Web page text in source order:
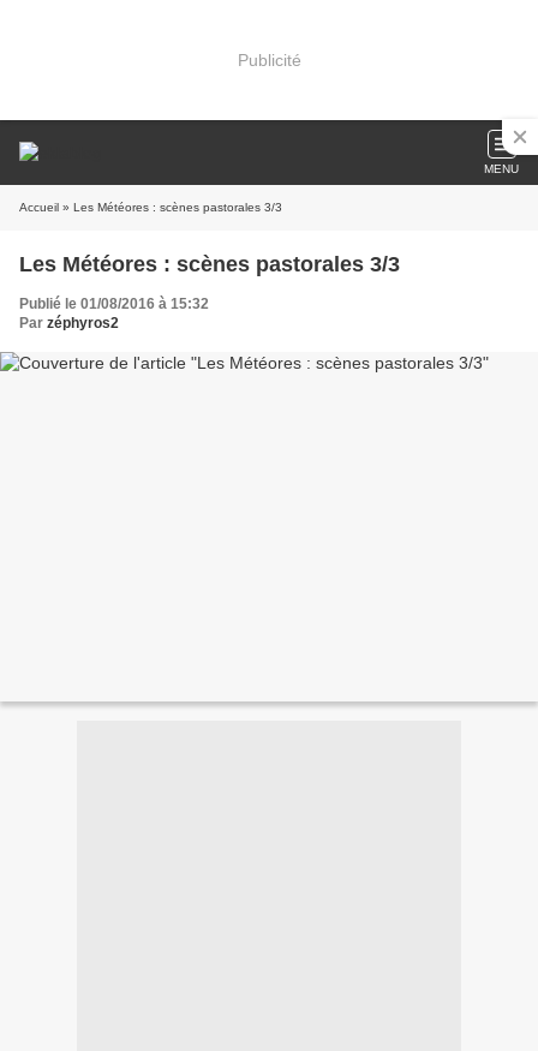
Publicité
MENU
Accueil » Les Météores : scènes pastorales 3/3
Les Météores : scènes pastorales 3/3
Publié le 01/08/2016 à 15:32
Par zéphyros2